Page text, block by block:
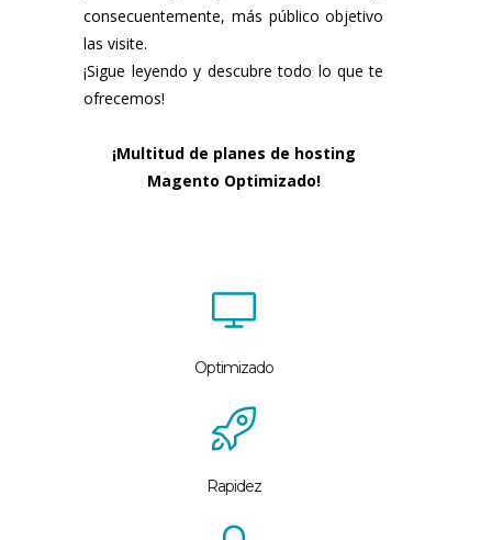
consecuentemente, más público objetivo
las visite.
¡Sigue leyendo y descubre todo lo que te
ofrecemos!
¡Multitud de planes de hosting
Magento Optimizado!
Optimizado
Rapidez